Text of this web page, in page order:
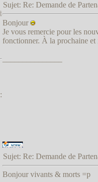
:
Sujet: Re: Demande de
Bonjour
Je vous remercie pour les
fonctionner. À la prochaine
Sujet: Re: Demande de
Bonjour vivants & morts =p